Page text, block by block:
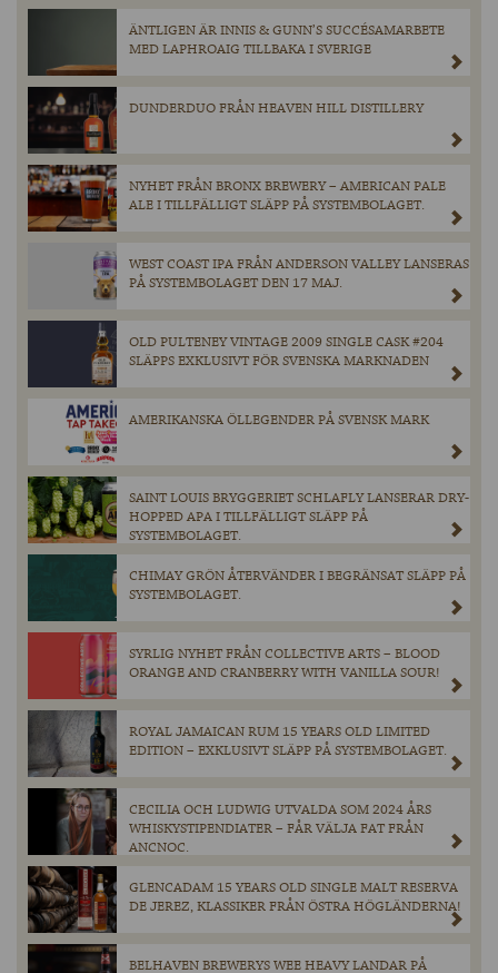
ÄNTLIGEN ÄR INNIS & GUNN’S SUCCÉSAMARBETE
MED LAPHROAIG TILLBAKA I SVERIGE
DUNDERDUO FRÅN HEAVEN HILL DISTILLERY
NYHET FRÅN BRONX BREWERY – AMERICAN PALE
ALE I TILLFÄLLIGT SLÄPP PÅ SYSTEMBOLAGET.
WEST COAST IPA FRÅN ANDERSON VALLEY LANSERAS
PÅ SYSTEMBOLAGET DEN 17 MAJ.
OLD PULTENEY VINTAGE 2009 SINGLE CASK #204
SLÄPPS EXKLUSIVT FÖR SVENSKA MARKNADEN
AMERIKANSKA ÖLLEGENDER PÅ SVENSK MARK
SAINT LOUIS BRYGGERIET SCHLAFLY LANSERAR DRY-
HOPPED APA I TILLFÄLLIGT SLÄPP PÅ
SYSTEMBOLAGET.
CHIMAY GRÖN ÅTERVÄNDER I BEGRÄNSAT SLÄPP PÅ
SYSTEMBOLAGET.
SYRLIG NYHET FRÅN COLLECTIVE ARTS – BLOOD
ORANGE AND CRANBERRY WITH VANILLA SOUR!
ROYAL JAMAICAN RUM 15 YEARS OLD LIMITED
EDITION – EXKLUSIVT SLÄPP PÅ SYSTEMBOLAGET.
CECILIA OCH LUDWIG UTVALDA SOM 2024 ÅRS
WHISKYSTIPENDIATER – FÅR VÄLJA FAT FRÅN
ANCNOC.
GLENCADAM 15 YEARS OLD SINGLE MALT RESERVA
DE JEREZ, KLASSIKER FRÅN ÖSTRA HÖGLÄNDERNA!
BELHAVEN BREWERYS WEE HEAVY LANDAR PÅ